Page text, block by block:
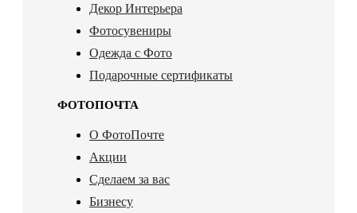
Декор Интерьера
Фотосувениры
Одежда с Фото
Подарочные сертификаты
ФОТОПОЧТА
О ФотоПочте
Акции
Сделаем за вас
Бизнесу